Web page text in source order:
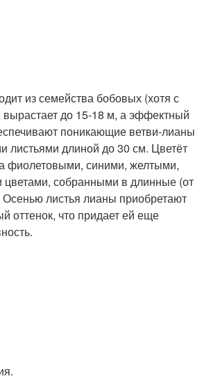
из семейства бобовых (хотя с
до 15-18 м, а эффектный
поникающие ветви-лианы
листьями длиной до 30 см. Цветёт
фиолетовыми, синими, желтыми,
собранными в длинные (от
Осенью листья лианы приобретают
оттенок, что придает ей еще